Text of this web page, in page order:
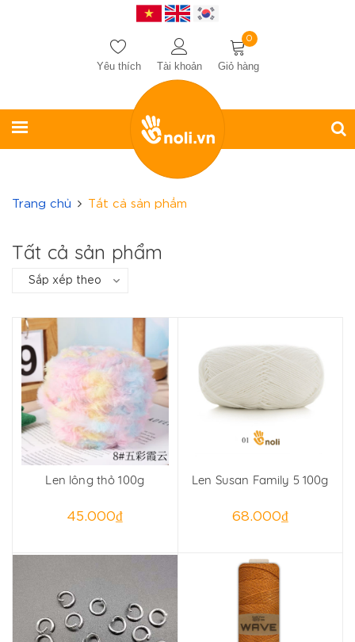
0
Giỏ hàng
Tài khoản
Yêu thích
Trang chủ Tất cả sản phẩm
Tất cả sản phẩm
Sắp xếp theo
Len lông thỏ 100g
45.000₫
Len Susan Family 5 100g
68.000₫